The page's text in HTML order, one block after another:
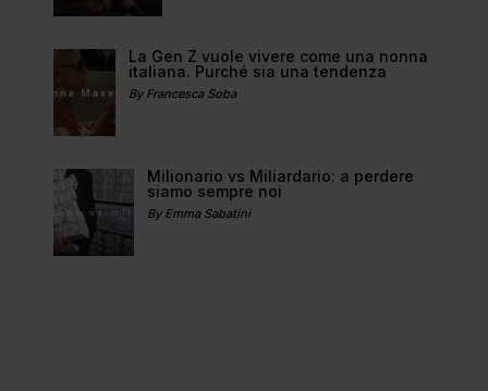
La Gen Z vuole vivere come una nonna
italiana. Purché sia una tendenza
By Francesca Soba
Milionario vs Miliardario: a perdere
siamo sempre noi
By Emma Sabatini